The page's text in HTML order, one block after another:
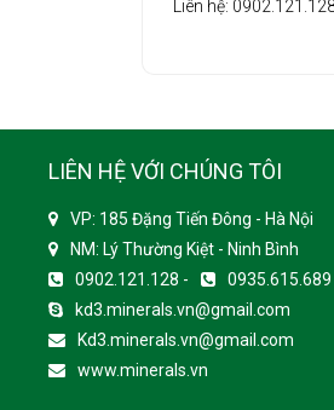
Liên hệ:
LIÊN HỆ VỚI CHÚNG TÔI
VP: 185 Đặng Tiến Đông - Hà Nội
NM: Lý Thường Kiệt - Ninh Bình
0902.121.128 -
0935.615.689
kd3.minerals.vn@gmail.com
Kd3.minerals.vn@gmail.com
www.minerals.vn